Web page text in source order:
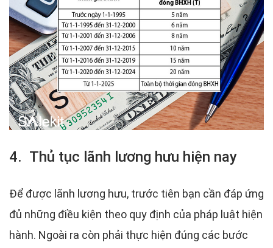
4. Thủ tục lãnh lương hưu hiện nay
Để được lãnh lương hưu, trước tiên bạn cần đáp ứng
đủ những điều kiện theo quy định của pháp luật hiện
hành. Ngoài ra còn phải thực hiện đúng các bước